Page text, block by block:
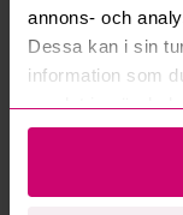
annons- och
Dessa kan i sin
information som
samlat in när du
Kan jag ångra ett